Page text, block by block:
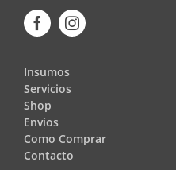
Insumos
Servicios
Shop
Envíos
Como Comprar
Contacto